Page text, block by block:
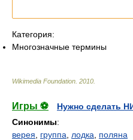
Категория:
Многозначные термины
Wikimedia Foundation 2010
Игры ⚽
Нужно сделать
Синонимы:
верея
группа лодка поляна